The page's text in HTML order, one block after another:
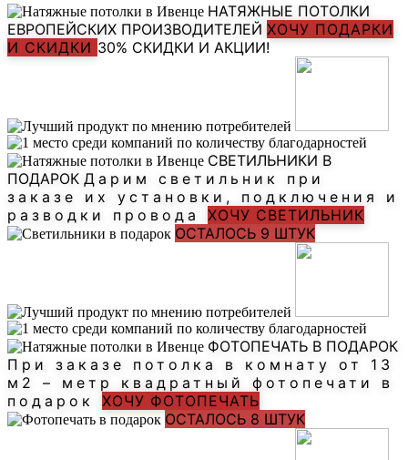
НАТЯЖНЫЕ ПОТОЛКИ
ЕВРОПЕЙСКИХ ПРОИЗВОДИТЕЛЕЙ ХОЧУ ПОДАРКИ
И СКИДКИ 30% СКИДКИ И АКЦИИ!
СВЕТИЛЬНИКИ В
ПОДАРОК Дарим светильник при
заказе их установки, подключения и
разводки провода ХОЧУ СВЕТИЛЬНИК
ОСТАЛОСЬ 9 ШТУК
ФОТОПЕЧАТЬ В ПОДАРОК
При заказе потолка в комнату от 13
м2 – метр квадратный фотопечати в
подарок ХОЧУ ФОТОПЕЧАТЬ
ОСТАЛОСЬ 8 ШТУК